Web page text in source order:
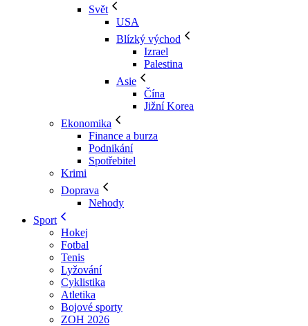
Svět
USA
Blízký východ
Izrael
Palestina
Asie
Čína
Jižní Korea
Ekonomika
Finance a burza
Podnikání
Spotřebitel
Krimi
Doprava
Nehody
Sport
Hokej
Fotbal
Tenis
Lyžování
Cyklistika
Atletika
Bojové sporty
ZOH 2026